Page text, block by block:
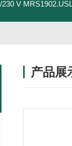
230 V
产品展